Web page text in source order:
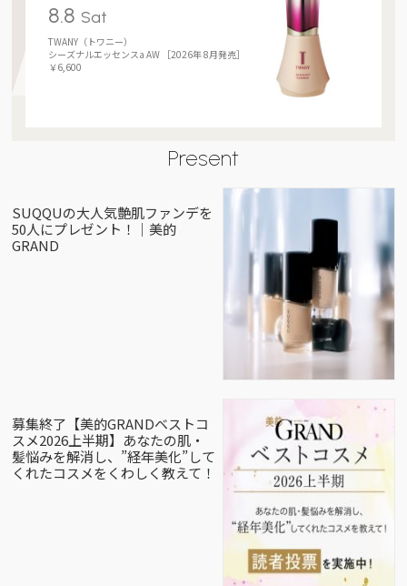
8.8 Sat
TWANY（トワニー）
シーズナルエッセンスa AW ［2026年 8月発売］
￥6,600
Present
SUQQUの大人気艶肌ファンデを
50人にプレゼント！｜美的
GRAND
募集終了【美的GRANDベストコ
スメ2026上半期】あなたの肌・
髪悩みを解消し、”経年美化”して
くれたコスメをくわしく教えて！